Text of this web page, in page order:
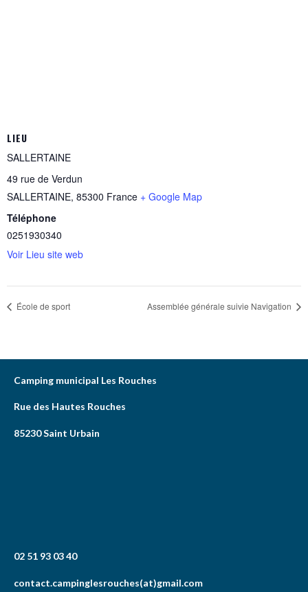
LIEU
SALLERTAINE
49 rue de Verdun
SALLERTAINE, 85300 France + Google Map
Téléphone
0251930340
Voir Lieu site web
École de sport Assemblée générale suivie Navigation
Camping municipal Les Rouches
Rue des Hautes Rouches
85230 Saint Urbain
02 51 93 03 40
contact.campinglesrouches(at)gmail.com